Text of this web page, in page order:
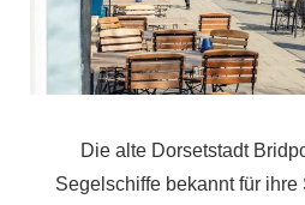
Die alte Dorsetstadt
Segelschiffe bekannt für